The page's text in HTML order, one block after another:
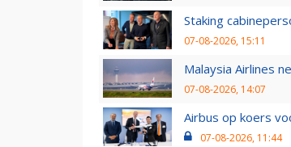
Staking
07-08-2026, 15:11
Malaysia Airlines
07-08-2026, 14:07
Airbus op koers
07-08-2026, 11:44